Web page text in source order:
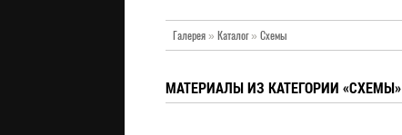
Галерея» Каталог» Схемы
МАТЕРИАЛЫ ИЗ КАТЕГОРИИ «СХЕМЫ»